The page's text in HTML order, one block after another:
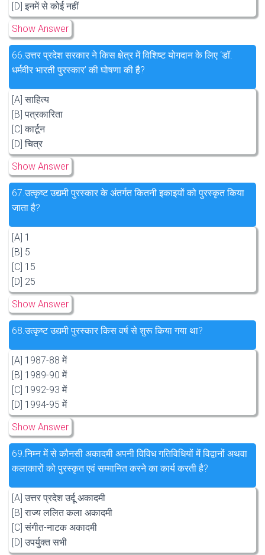
[D] इनमें से कोई नहीं
Show Answer
66.उत्तर प्रदेश सरकार ने किस क्षेत्र में विशिष्ट योगदान के लिए ‘डॉ.
धर्मवीर भारती पुरस्कार’ की घोषणा की है?
[A] साहित्य
[B] पत्रकारिता
[C] कार्टून
[D] चित्र
Show Answer
67.उत्कृष्ट उद्यमी पुरस्कार के अंतर्गत कितनी इकाइयों को पुरस्कृत किया
जाता है?
[A] 1
[B] 5
[C] 15
[D] 25
Show Answer
68.उत्कृष्ट उद्यमी पुरस्कार किस वर्ष से शुरू किया गया था?
[A] 1987-88 में
[B] 1989-90 में
[C] 1992-93 में
[D] 1994-95 में
Show Answer
69.निम्न में से कौनसी अकादमी अपनी विविध गतिविधियों में विद्वानों अथवा
कलाकारों को पुरस्कृत एवं सम्मानित करने का कार्य करती है?
[A] उत्तर प्रदेश उर्दू अकादमी
[B] राज्य ललित कला अकादमी
[C] संगीत-नाटक अकादमी
[D] उपर्युक्त सभी